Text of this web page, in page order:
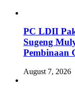
PC LDII
Sugeng
Pembinaan
August 7, 2026